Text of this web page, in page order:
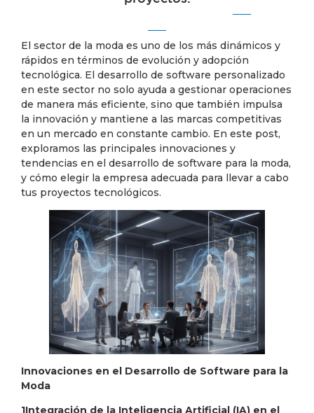
El sector de la moda es uno de los más dinámicos y
rápidos en términos de evolución y adopción
tecnológica. El desarrollo de software personalizado
en este sector no solo ayuda a gestionar operaciones
de manera más eficiente, sino que también impulsa
la innovación y mantiene a las marcas competitivas
en un mercado en constante cambio. En este post,
exploramos las principales innovaciones y
tendencias en el desarrollo de software para la moda,
y cómo elegir la empresa adecuada para llevar a cabo
tus proyectos tecnológicos.
Innovaciones en el Desarrollo de Software para la
Moda
1Integración de la Inteligencia Artificial (IA) en el